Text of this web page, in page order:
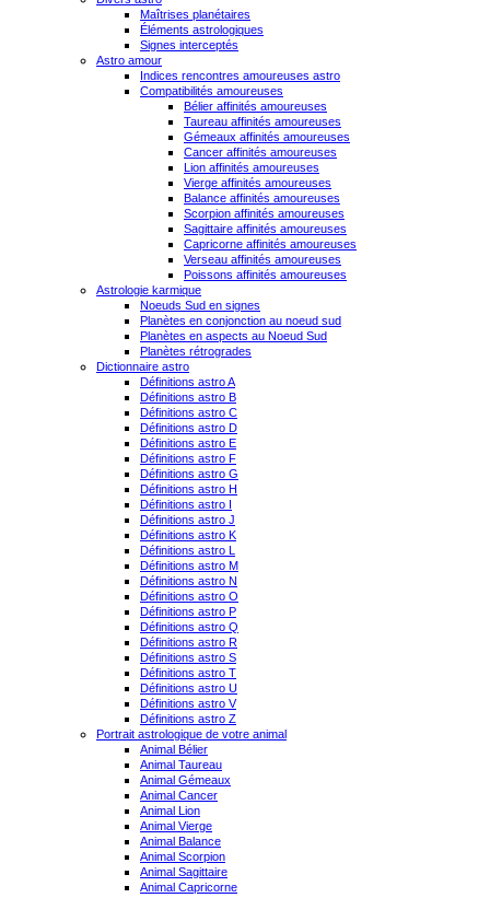
Maîtrises planétaires
Éléments astrologiques
Signes interceptés
Astro amour
Indices rencontres amoureuses astro
Compatibilités amoureuses
Bélier affinités amoureuses
Taureau affinités amoureuses
Gémeaux affinités amoureuses
Cancer affinités amoureuses
Lion affinités amoureuses
Vierge affinités amoureuses
Balance affinités amoureuses
Scorpion affinités amoureuses
Sagittaire affinités amoureuses
Capricorne affinités amoureuses
Verseau affinités amoureuses
Poissons affinités amoureuses
Astrologie karmique
Noeuds Sud en signes
Planètes en conjonction au noeud sud
Planètes en aspects au Noeud Sud
Planètes rétrogrades
Dictionnaire astro
Définitions astro A
Définitions astro B
Définitions astro C
Définitions astro D
Définitions astro E
Définitions astro F
Définitions astro G
Définitions astro H
Définitions astro I
Définitions astro J
Définitions astro K
Définitions astro L
Définitions astro M
Définitions astro N
Définitions astro O
Définitions astro P
Définitions astro Q
Définitions astro R
Définitions astro S
Définitions astro T
Définitions astro U
Définitions astro V
Définitions astro Z
Portrait astrologique de votre animal
Animal Bélier
Animal Taureau
Animal Gémeaux
Animal Cancer
Animal Lion
Animal Vierge
Animal Balance
Animal Scorpion
Animal Sagittaire
Animal Capricorne